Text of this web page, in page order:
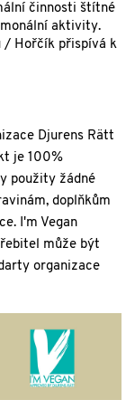
činnosti štítné
aktivity.
/ Hořčík přispívá k
Djurens Rätt
je 100%
použity žádné
doplňkům
I'm Vegan
může být
organizace